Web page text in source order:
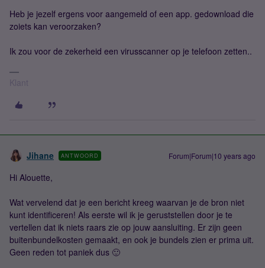
Heb je jezelf ergens voor aangemeld of een app. gedownload die
zoiets kan veroorzaken?
Ik zou voor de zekerheid een virusscanner op je telefoon zetten..
Klant
Jihane ANTWOORD Forum|Forum|10 years ago
Hi Alouette,
Wat vervelend dat je een bericht kreeg waarvan je de bron niet
kunt identificeren! Als eerste wil ik je geruststellen door je te
vertellen dat ik niets raars zie op jouw aansluiting. Er zijn geen
buitenbundelkosten gemaakt, en ook je bundels zien er prima uit.
Geen reden tot paniek dus 🙂